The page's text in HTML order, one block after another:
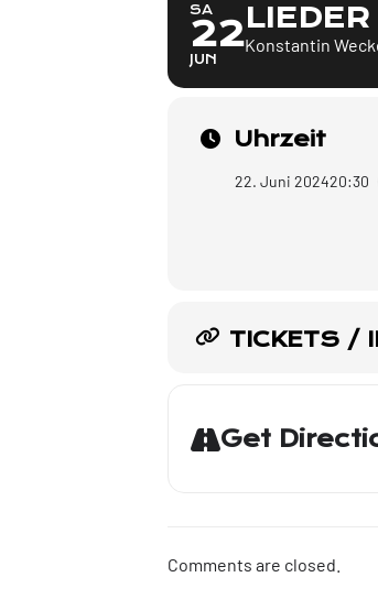
SA
22
JUN
Konstantin
Uhrzeit
22. Juni 202420:30
TICKETS /
Get
Comments are closed.